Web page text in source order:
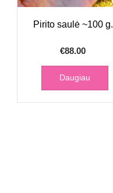
Pirito saulė ~100 g.
€88.00
Daugiau